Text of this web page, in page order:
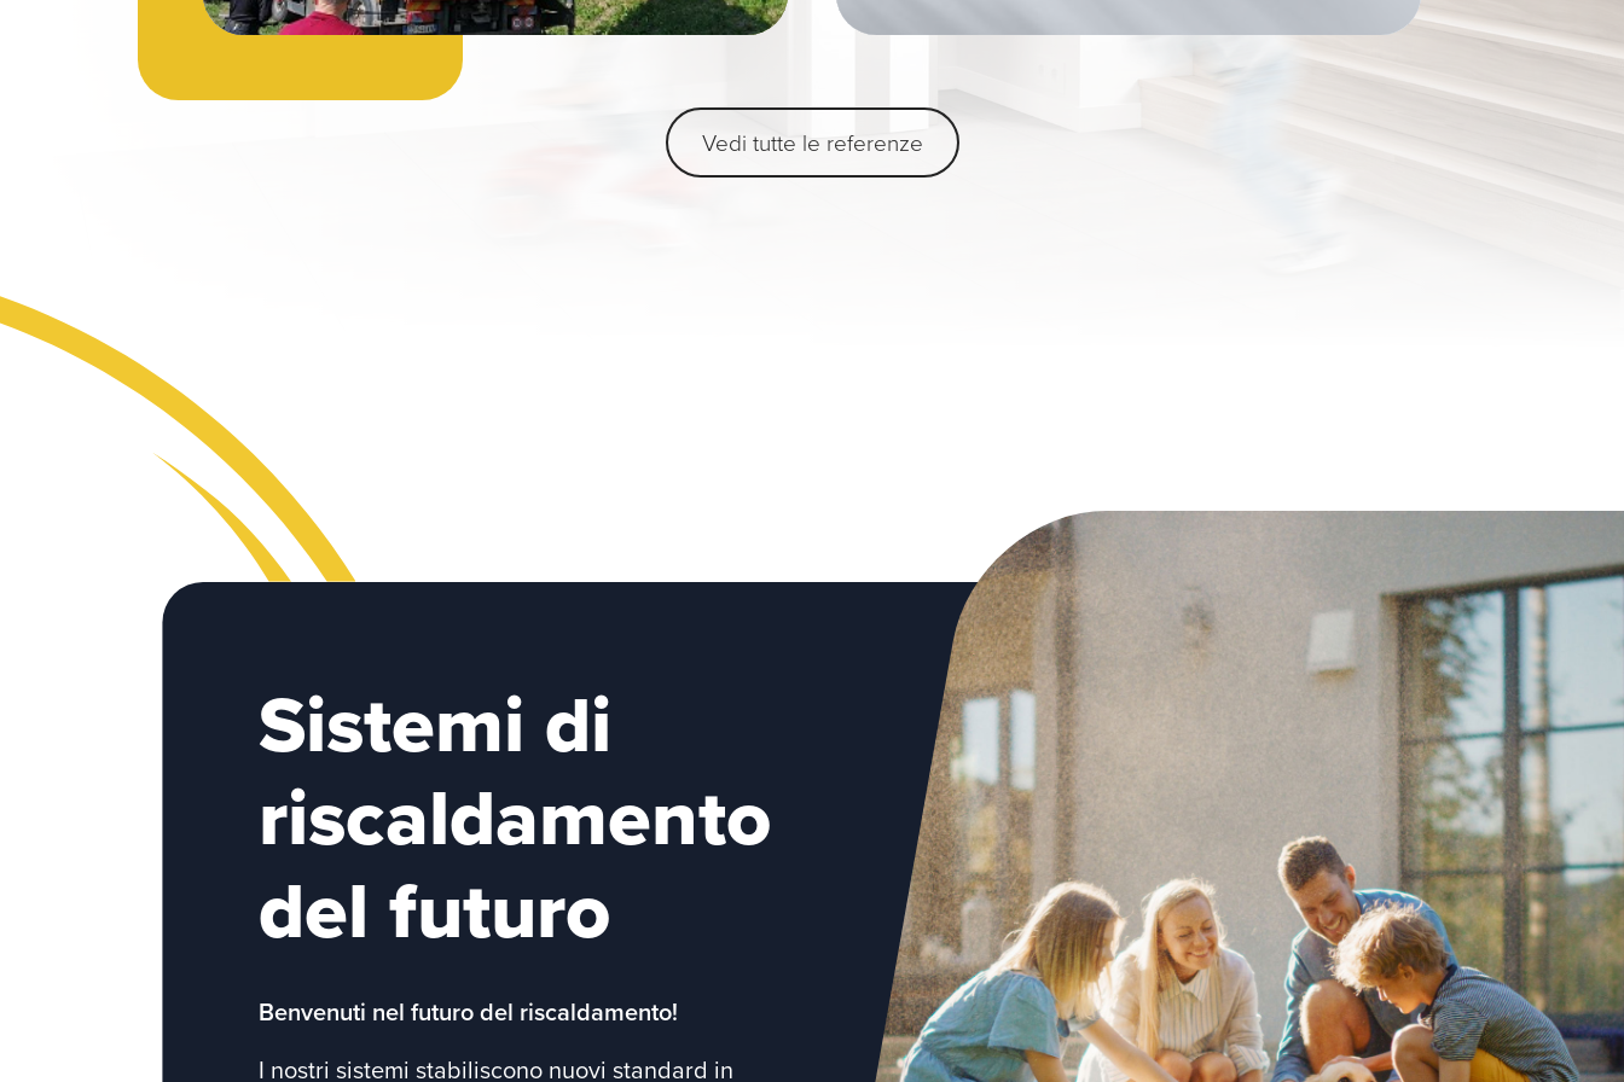
Vedi tutte le referenze
Sistemi di
riscaldamento
del futuro
Benvenuti nel futuro del riscaldamento!
I nostri sistemi stabiliscono nuovi standard in